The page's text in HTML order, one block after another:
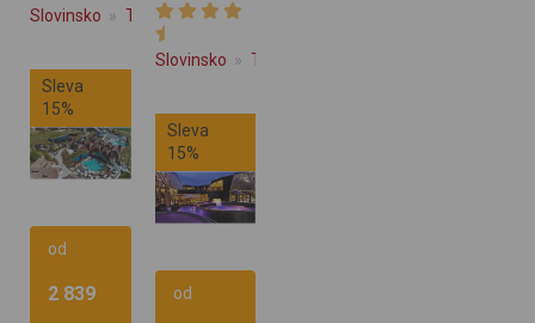
Slovinsko Terme Olimia - Podčetrtek
Sleva
15%
od
2 839
Slovinsko Terme Olimia - Podčetrtek
Sleva
15%
od